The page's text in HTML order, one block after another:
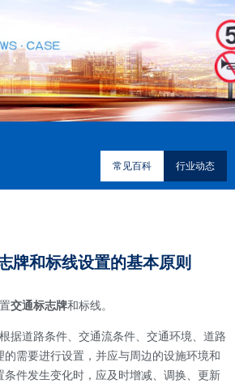
常见百科 行业动态
牌和标线设置的基本原则
交通标志牌和标线。
据道路条件、交通流条件、交通环境、道路
需要进行设置，并应与周边的设施环境和
条件发生变化时，应及时增减、调换、更新